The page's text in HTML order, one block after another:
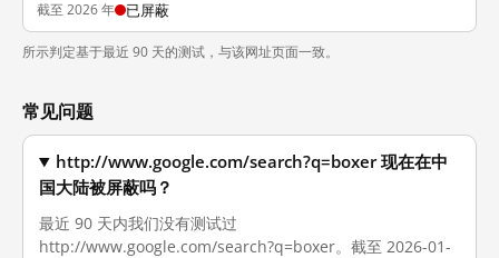
截至 2026 年 已屏蔽
所示判定基于最近 90 天的测试，与该网址页面一致。
常见问题
http://www.google.com/search?q=boxer 现在在中
国大陆被屏蔽吗？
最近 90 天内我们没有测试过
http://www.google.com/search?q=boxer。截至 2026-01-